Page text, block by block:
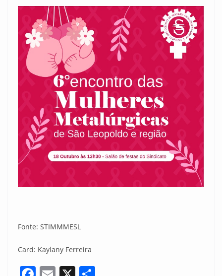
Fonte: STIMMMESL
Card: Kaylany Ferreira